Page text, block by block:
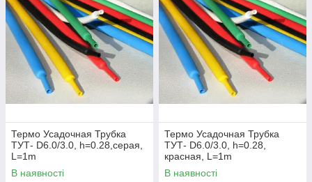
Термо Усадочная Трубка
ТУТ- D6.0/3.0, h=0.28,серая,
L=1m
В наявності
Термо Усадочная Трубка
ТУТ- D6.0/3.0, h=0.28,
красная, L=1m
В наявності